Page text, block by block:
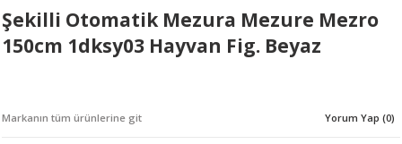
DERGİ
Şekilli Otomatik Mezura Mezure Mezro
150cm 1dksy03 Hayvan Fig. Beyaz
Markanın tüm ürünlerine git Yorum Yap (0)